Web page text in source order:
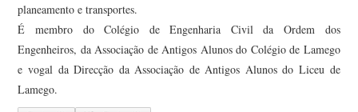
planeamento e transportes.
É membro do Colégio de Engenharia Civil da Ordem dos
Engenheiros, da Associação de Antigos Alunos do Colégio de Lamego
e vogal da Direcção da Associação de Antigos Alunos do Liceu de
Lamego.